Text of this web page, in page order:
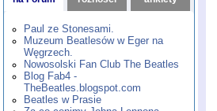
,1982,1983 ,1984,
1985, 1986,1987,1988
1990,1991 ,1992,1993 ,1994,
1995,1996, 1999
2000,2001,2002 ,2003,2004,
2005,2006, 2007
2010,2011,2012,2013,2014
2015,2016, 2017,
Paul ze Stonesami.
Muzeum Beatlesów w Eger na
Węgrzech.
Nowosolski Fan Club The Beatles
Blog Fab4 -
TheBeatles.blogspot.com
Beatles w Prasie